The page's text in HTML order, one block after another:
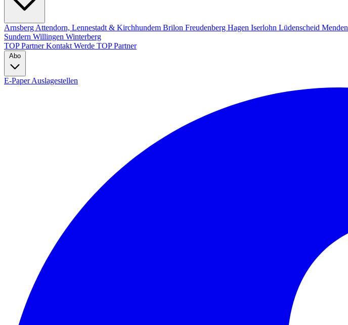
Arnsberg Attendorn, Lennestadt & Kirchhundem Brilon Freudenberg Hagen Iserlohn Lüdenscheid Menden
Sundern Willingen Winterberg
TOP PartnerKontakt Werde TOP Partner
Abo
E-PaperAuslagestellen